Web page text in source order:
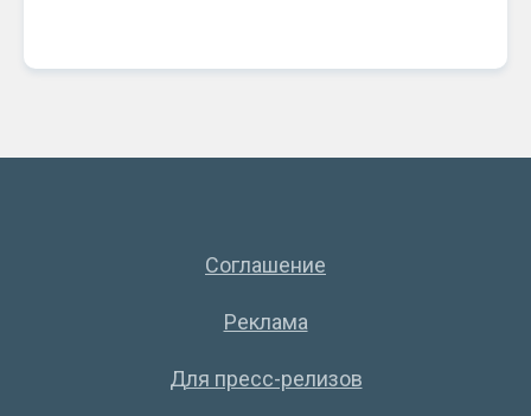
Соглашение
Реклама
Для пресс-релизов